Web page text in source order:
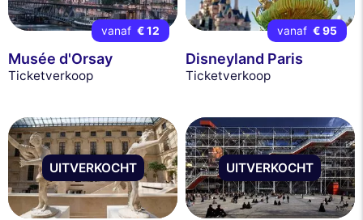
vanaf € 12
Musée d'Orsay
Ticketverkoop
vanaf € 95
Disneyland Paris
Ticketverkoop
UITVERKOCHT UITVERKOCHT